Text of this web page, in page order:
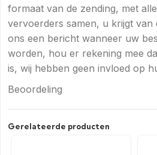
formaat van de zending, met
vervoerders samen, u krijgt
ons een bericht wanneer uw
worden, hou er rekening mee
is, wij hebben geen invloed op
Beoordeling
Gerelateerde producten